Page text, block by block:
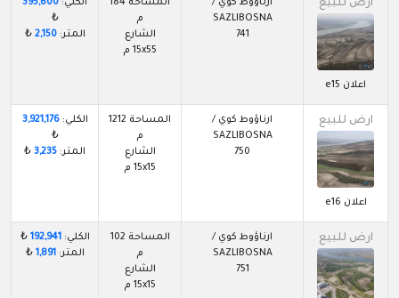
ارض للبيع
اعلان e15
ارناؤوط كوي /
SAZLIBOSNA
741
المساحة 184
م
الشارع
15x55 م
الكلي: 395,600
₺
المتر:2,150
₺
ارض للبيع
اعلان e16
ارناؤوط كوي /
SAZLIBOSNA
750
المساحة 1212
م
الشارع
15x15 م
الكلي:3,921,176
₺
المتر: 3,235
₺
ارض للبيع
ارناؤوط كوي /
SAZLIBOSNA
751
المساحة 102
م
الشارع
15x15 م
الكلي:192,941
₺
المتر:1,891
₺